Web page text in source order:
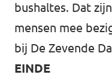
bushaltes. Dat
mensen mee
bij De Zevende
EINDE